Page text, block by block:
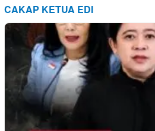
CAKAP KETUA EDI